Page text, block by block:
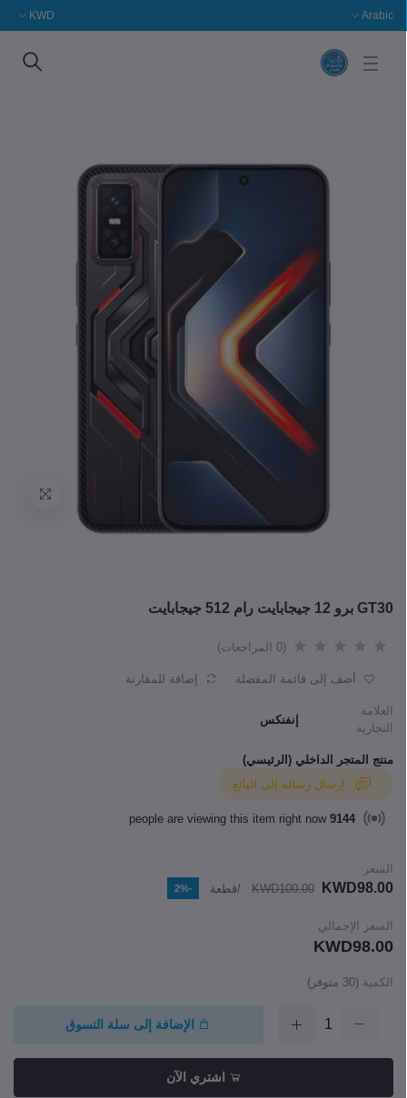
Arabic
KWD
GT30 برو 12 جيجابايت رام 512 جيجابايت
(0 المراجعات)
أضف إلى قائمة المفضلة إضافة للمقارنة
العلامة
التجارية
إنفنكس
منتج المتجر الداخلي (الرئيسي)
9144
people are viewing this item right now
السعر
KWD98.00
KWD100.00 /قطعة -2%
السعر الإجمالي
KWD98.00
الكمية (
30 متوفر)
الإضافة إلى سلة التسوق
اشتري الآن